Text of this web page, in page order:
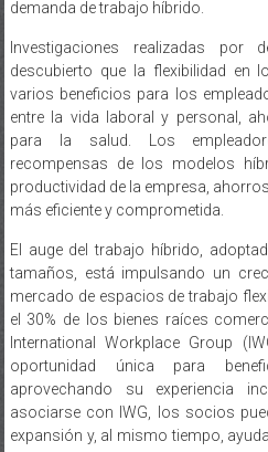
descubierto que la flexibilidad en
varios beneficios para los
entre la vida laboral y personal,
para la salud. Los
recompensas de los modelos
productividad de la empresa,
más eficiente y comprometida.
tamaños, está impulsando un
mercado de espacios de trabajo
el 30% de los bienes raíces
International Workplace Group
oportunidad única para
aprovechando su experiencia
asociarse con IWG, los socios
expansión y, al mismo tiempo,
costos operativos, ya que el